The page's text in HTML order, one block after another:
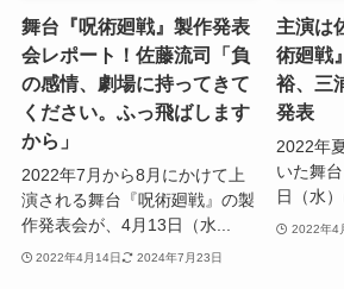
舞台『呪術廻戦』製作発表
会レポート！佐藤流司「負
の感情、劇場に持ってきて
ください。ふっ飛ばします
から」
2022年7月から8月にかけて上
演される舞台『呪術廻戦』の製
作発表会が、4月13日（水...
2022年4月14日 2024年7月23日
主演は
術廻戦
裕、三
発表
2022年
いた舞
日（水
2022年4